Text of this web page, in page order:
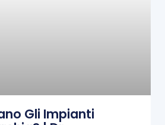
Gli Impianti